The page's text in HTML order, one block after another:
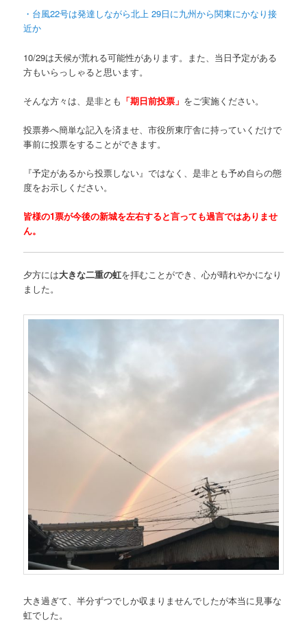
・台風22号は発達しながら北上 29日に九州から関東にかなり接
近か
10/29は天候が荒れる可能性があります。また、当日予定がある
方もいらっしゃると思います。
そんな方々は、是非とも 「期日前投票」 をご実施ください。
投票券へ簡単な記入を済ませ、市役所東庁舎に持っていくだけで
事前に投票をすることができます。
『予定があるから投票しない』ではなく、是非とも予め自らの態
度をお示しください。
皆様の1票が今後の新城を左右すると言っても過言ではありませ
ん。
夕方には大きな二重の虹を拝むことができ、心が晴れやかになり
ました。
大き過ぎて、半分ずつでしか収まりませんでしたが本当に見事な
虹でした。